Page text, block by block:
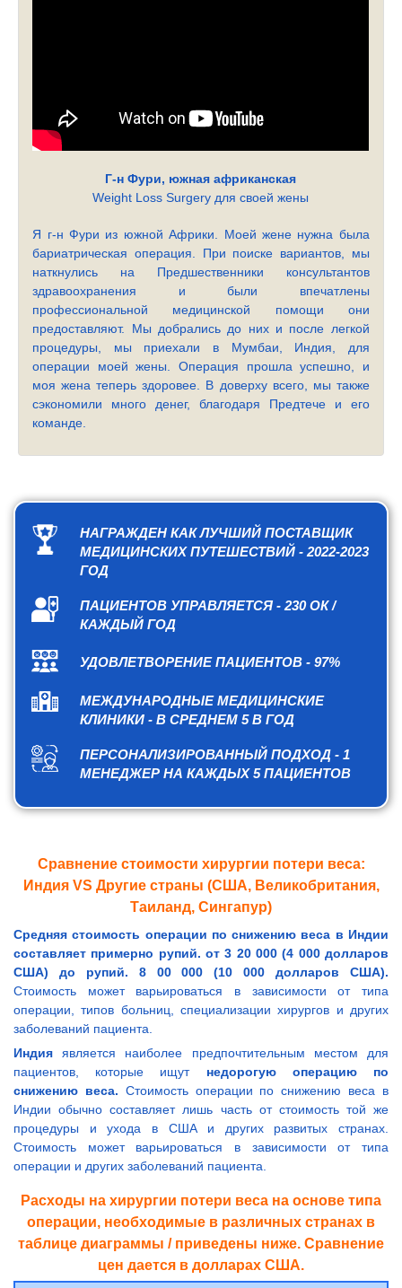
Г-н Фури, южная африканская
Weight Loss Surgery для своей жены
Я г-н Фури из южной Африки. Моей жене нужна была
бариатрическая операция. При поиске вариантов, мы
наткнулись на Предшественники консультантов
здравоохранения и были впечатлены
профессиональной медицинской помощи они
предоставляют. Мы добрались до них и после легкой
процедуры, мы приехали в Мумбаи, Индия, для
операции моей жены. Операция прошла успешно, и
моя жена теперь здоровее. В доверху всего, мы также
сэкономили много денег, благодаря Предтече и его
команде.
НАГРАЖДЕН КАК ЛУЧШИЙ ПОСТАВЩИК
МЕДИЦИНСКИХ ПУТЕШЕСТВИЙ - 2022-2023
ГОД
ПАЦИЕНТОВ УПРАВЛЯЕТСЯ - 230 ОК /
КАЖДЫЙ ГОД
УДОВЛЕТВОРЕНИЕ ПАЦИЕНТОВ - 97%
МЕЖДУНАРОДНЫЕ МЕДИЦИНСКИЕ
КЛИНИКИ - В СРЕДНЕМ 5 В ГОД
ПЕРСОНАЛИЗИРОВАННЫЙ ПОДХОД - 1
МЕНЕДЖЕР НА КАЖДЫХ 5 ПАЦИЕНТОВ
Сравнение стоимости хирургии потери веса:
Индия VS Другие страны (США, Великобритания,
Таиланд, Сингапур)
Средняя стоимость операции по снижению веса в Индии
составляет примерно рупий. от 3 20 000 (4 000 долларов
США) до рупий. 8 00 000 (10 000 долларов США).
Стоимость может варьироваться в зависимости от типа
операции, типов больниц, специализации хирургов и других
заболеваний пациента.
Индия является наиболее предпочтительным местом для
пациентов, которые ищут недорогую операцию по
снижению веса. Стоимость операции по снижению веса в
Индии обычно составляет лишь часть от стоимость той же
процедуры и ухода в США и других развитых странах.
Стоимость может варьироваться в зависимости от типа
операции и других заболеваний пациента.
Расходы на хирургии потери веса на основе типа
операции, необходимые в различных странах в
таблице диаграммы / приведены ниже. Сравнение
цен дается в долларах США.